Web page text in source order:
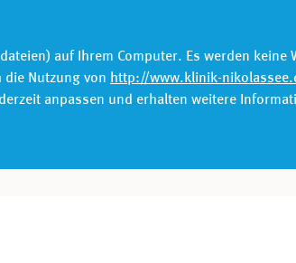
auf Ihrem Computer. Es werden keine
Nutzung von http://www.klinik-
anpassen und erhalten weitere